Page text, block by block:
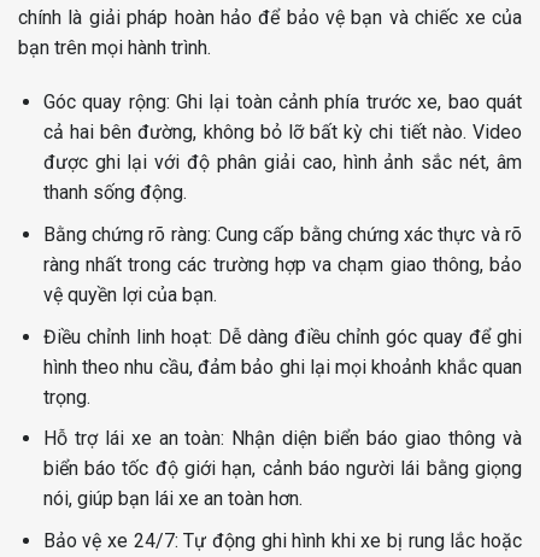
chính là giải pháp hoàn hảo để bảo vệ bạn và chiếc xe của
bạn trên mọi hành trình.
Góc quay rộng: Ghi lại toàn cảnh phía trước xe, bao quát
cả hai bên đường, không bỏ lỡ bất kỳ chi tiết nào. Video
được ghi lại với độ phân giải cao, hình ảnh sắc nét, âm
thanh sống động.
Bằng chứng rõ ràng: Cung cấp bằng chứng xác thực và rõ
ràng nhất trong các trường hợp va chạm giao thông, bảo
vệ quyền lợi của bạn.
Điều chỉnh linh hoạt: Dễ dàng điều chỉnh góc quay để ghi
hình theo nhu cầu, đảm bảo ghi lại mọi khoảnh khắc quan
trọng.
Hỗ trợ lái xe an toàn: Nhận diện biển báo giao thông và
biển báo tốc độ giới hạn, cảnh báo người lái bằng giọng
nói, giúp bạn lái xe an toàn hơn.
Bảo vệ xe 24/7: Tự động ghi hình khi xe bị rung lắc hoặc